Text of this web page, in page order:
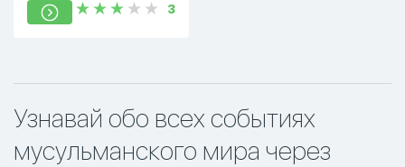
3
Узнавай обо всех событиях
мусульманского мира через